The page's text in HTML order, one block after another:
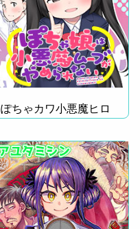
ぽちゃカワ小悪魔ヒロ
イン登場!